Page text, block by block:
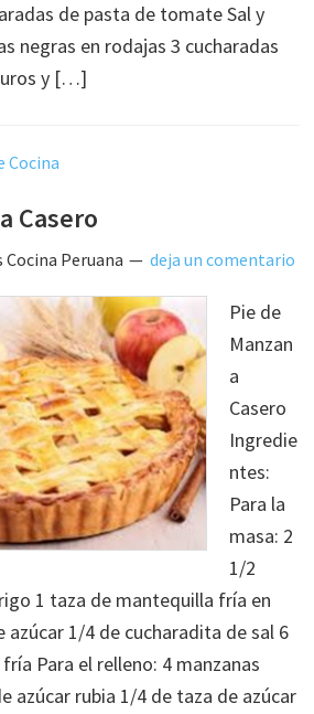
de pasta de tomate Sal y
negras en rodajas 3 cucharadas
y […]
Cocina
Casero
Cocina Peruana deja un comentario
Pie de
Manzan
a
Casero
Ingredie
ntes:
Para la
masa: 2
1/2
1 taza de mantequilla fría en
azúcar 1/4 de cucharadita de sal 6
Para el relleno: 4 manzanas
azúcar rubia 1/4 de taza de azúcar